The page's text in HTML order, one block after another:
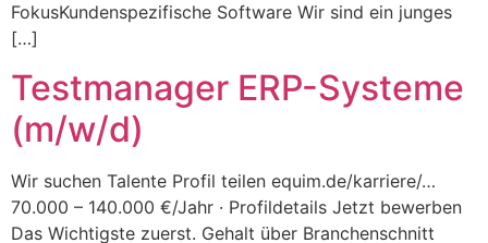
FokusKundenspezifische Software Wir sind ein junges
[…]
Testmanager ERP-Systeme
(m/w/d)
Wir suchen Talente Profil teilen equim.de/karriere/…
70.000 – 140.000 €/Jahr · Profildetails Jetzt bewerben
Das Wichtigste zuerst. Gehalt über Branchenschnitt